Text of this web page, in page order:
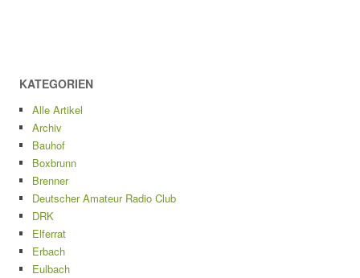
KATEGORIEN
Alle Artikel
Archiv
Bauhof
Boxbrunn
Brenner
Deutscher Amateur Radio Club
DRK
Elferrat
Erbach
Eulbach